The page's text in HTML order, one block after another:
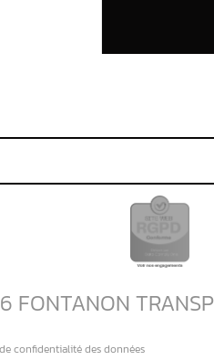
confidentialité des données